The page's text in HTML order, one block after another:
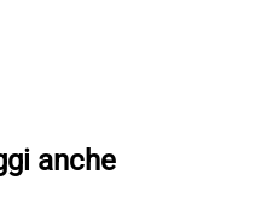
anche